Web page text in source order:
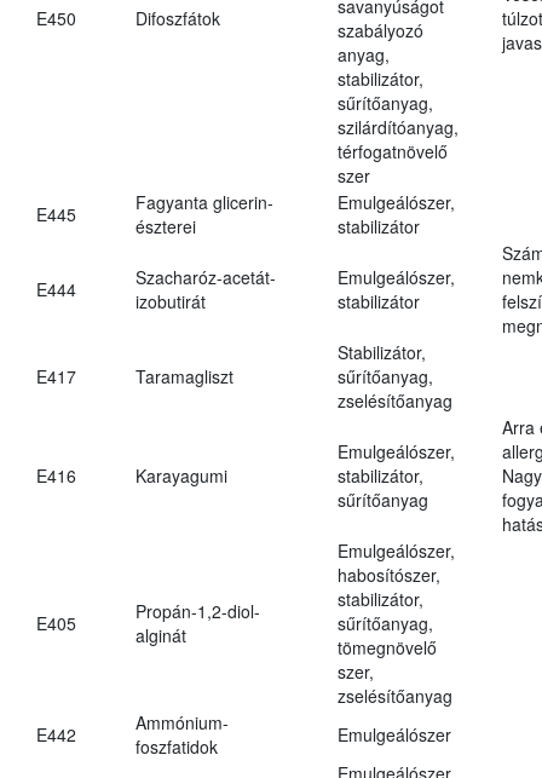
E450 Difoszfátok
savanyúságot
szabályozó
anyag,
stabilizátor,
sűrítőanyag,
szilárdítóanyag,
térfogatnövelő
szer
E445
Fagyanta glicerin-
észterei
Emulgeálószer,
stabilizátor
E444
Szacharóz-acetát-
izobutirát
Emulgeálószer,
stabilizátor
E417 Taramagliszt
Stabilizátor,
sűrítőanyag,
zselésítőanyag
E416 Karayagumi
Emulgeálószer,
stabilizátor,
sűrítőanyag
Arra
E405
Propán-1,2-diol-
alginát
Emulgeálószer,
habosítószer,
stabilizátor,
sűrítőanyag,
tömegnövelő
szer,
zselésítőanyag
E442
Ammónium-
foszfatidok
Emulgeálószer
Emulgeálószer,